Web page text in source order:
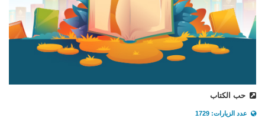
حب الكتاب
عدد الزيارات: 1729